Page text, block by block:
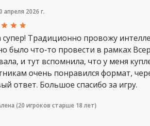
апреля 2026 г.
супер! Традиционно провожу
было что-то провести в рамках
и тут вспомнила, что у меня
очень понравился формат,
ответ. Большое спасибо за игру.
(20 игроков старше 18 лет)